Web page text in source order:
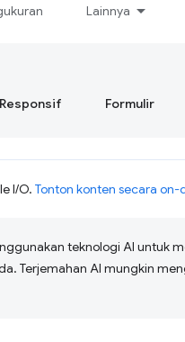
Lainnya
Formulir
I/O. Tonton konten secara
teknologi AI untuk
Terjemahan AI mungkin